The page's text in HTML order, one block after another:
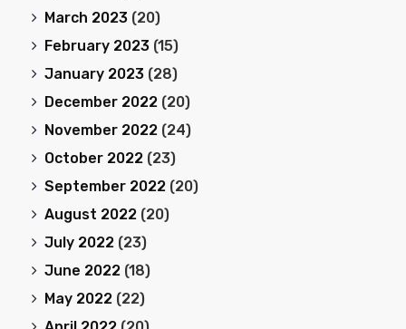
March 2023 (20)
February 2023 (15)
January 2023 (28)
December 2022 (20)
November 2022 (24)
October 2022 (23)
September 2022 (20)
August 2022 (20)
July 2022 (23)
June 2022 (18)
May 2022 (22)